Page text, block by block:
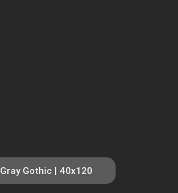
Gray Gothic | 40x120